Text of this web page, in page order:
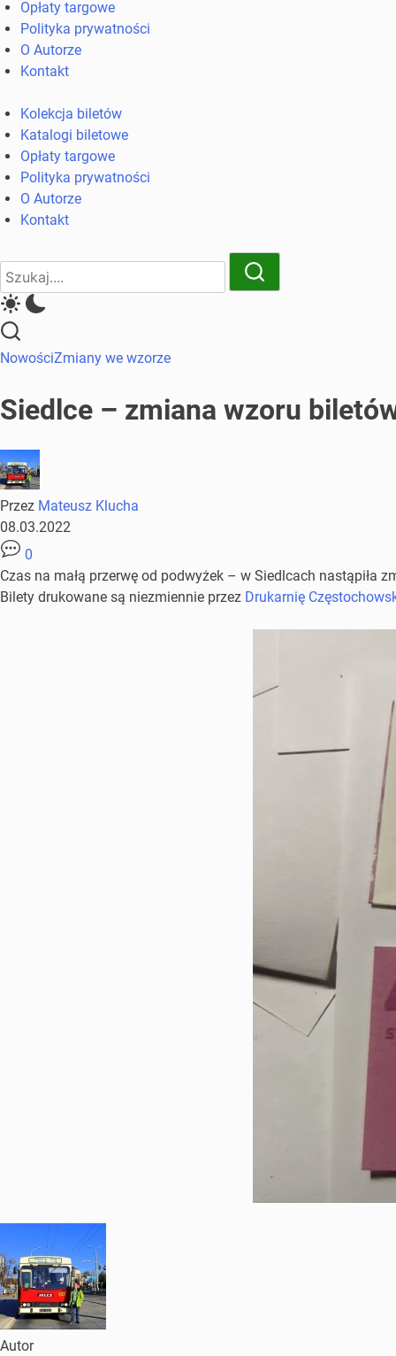
komunikacji
miejskiej
Opłaty targowe
Polityka prywatności
O Autorze
Kontakt
Kolekcja biletów
Katalogi biletowe
Opłaty targowe
Polityka prywatności
O Autorze
Kontakt
Close
Search
Search
NowościZmiany we wzorze
Siedlce – zmiana wzoru
Przez Mateusz Klucha
08.03.2022
0
Czas na małą przerwę od podwyżek – w Siedlcach nastąpiła
Bilety drukowane są niezmiennie przez Drukarnię
Autor